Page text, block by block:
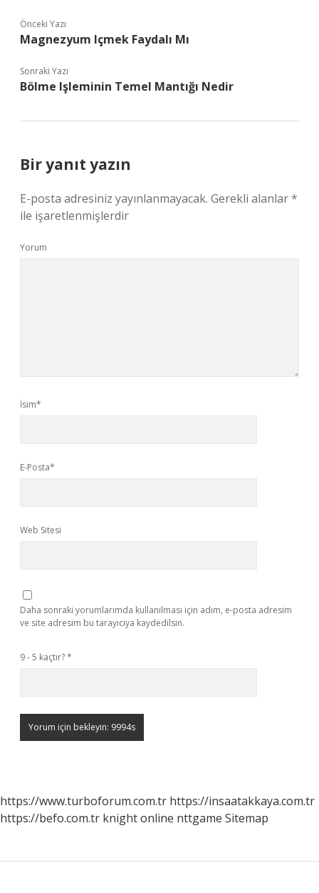
Önceki Yazı
Magnezyum Içmek Faydalı Mı
Sonraki Yazı
Bölme Işleminin Temel Mantığı Nedir
Bir yanıt yazın
E-posta adresiniz yayınlanmayacak. Gerekli alanlar*
ile işaretlenmişlerdir
Yorum
İsim*
E-Posta*
Web Sitesi
Daha sonraki yorumlarımda kullanılması için adım, e-posta adresim
ve site adresim bu tarayıcıya kaydedilsin.
9 - 5 kaçtır?*
https://www.turboforum.com.tr https://insaatakkaya.com.tr
https://befo.com.tr knight online nttgame Sitemap